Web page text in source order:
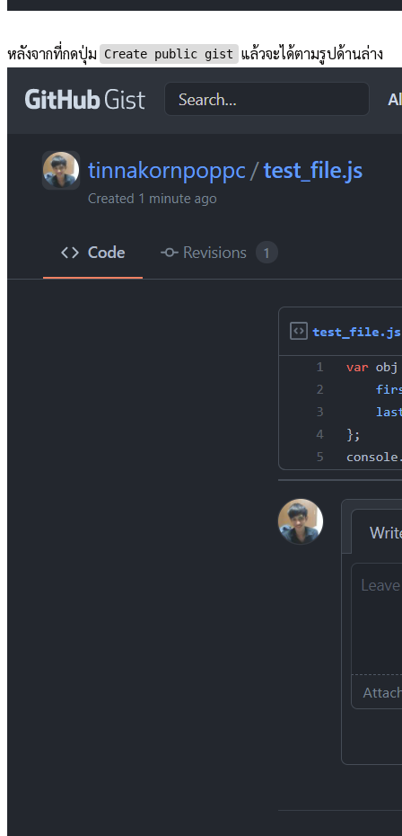
หลังจากที่กดปุ่ม Create public gist แล้วจะได้ตามรูปด้านล่าง